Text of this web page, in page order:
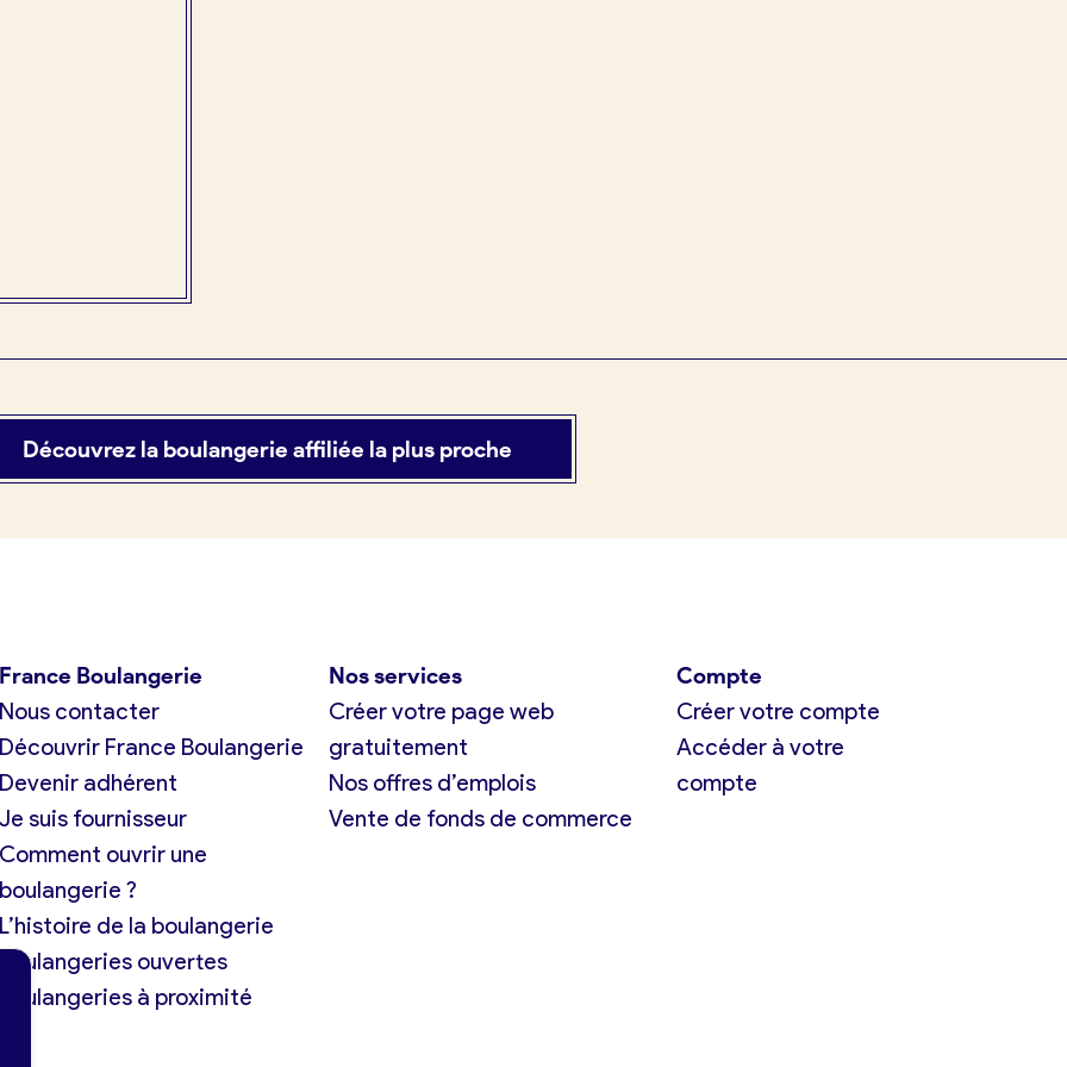
Découvrez la boulangerie affiliée la plus proche
France Boulangerie
contacter
Découvrir France Boulangerie
Devenir adhérent
Je suis fournisseur
Comment ouvrir une
boulangerie ?
L’histoire de la boulangerie
Boulangeries ouvertes
Boulangeries à proximité
Nos services
Créer votre page web
gratuitement
Nos offres d’emplois
Vente de fonds de commerce
Compte
Créer votre compte
Accéder à votre
compte